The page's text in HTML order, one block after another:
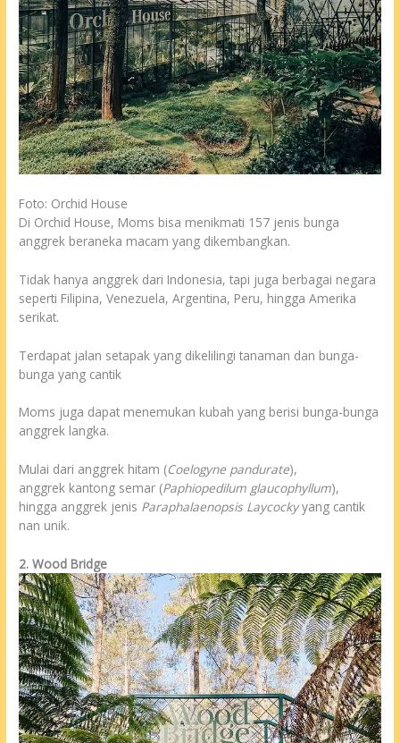
Foto: Orchid House
Di Orchid House, Moms bisa menikmati 157 jenis bunga
anggrek beraneka macam yang dikembangkan.
Tidak hanya anggrek dari Indonesia, tapi juga berbagai negara
seperti Filipina, Venezuela, Argentina, Peru, hingga Amerika
serikat.
Terdapat jalan setapak yang dikelilingi tanaman dan bunga-
bunga yang cantik
Moms juga dapat menemukan kubah yang berisi bunga-bunga
anggrek langka.
Mulai dari anggrek hitam (Coelogyne pandurate),
anggrek kantong semar (Paphiopedilum glaucophyllum),
hingga anggrek jenis Paraphalaenopsis Laycockyyang cantik
nan unik.
2. Wood Bridge